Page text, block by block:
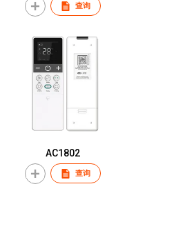
查询
AC1802
查询